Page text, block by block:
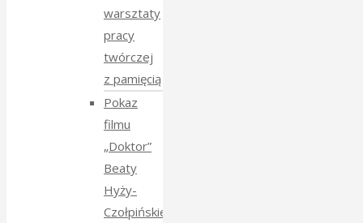
warsztaty
pracy
twórczej
z pamięcią
Pokaz
filmu
„Doktor”
Beaty
Hyży-
Czołpińskiej